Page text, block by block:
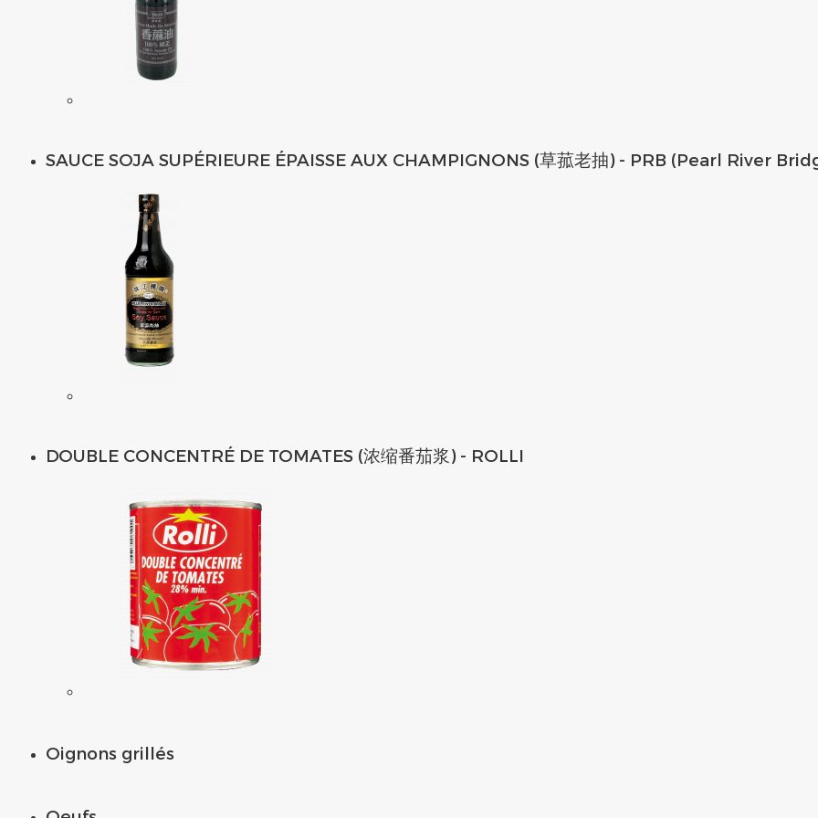
SAUCE SOJA SUPÉRIEURE ÉPAISSE AUX CHAMPIGNONS (草菰老抽) - PRB (Pearl River
DOUBLE CONCENTRÉ DE TOMATES (浓缩番茄浆) - ROLLI
Oignons grillés